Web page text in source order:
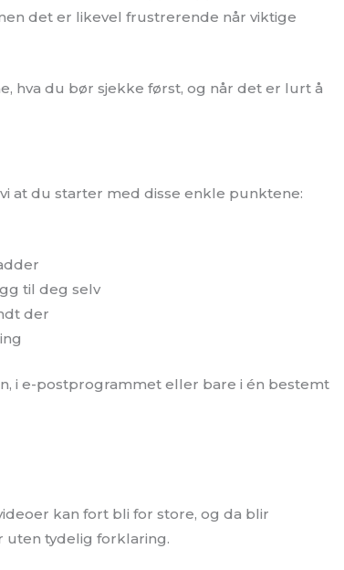
det er likevel frustrerende når viktige
hva du bør sjekke først, og når det er lurt å
at du starter med disse enkle punktene:
til deg selv
der
i e-postprogrammet eller bare i én bestemt
kan fort bli for store, og da blir
uten tydelig forklaring.